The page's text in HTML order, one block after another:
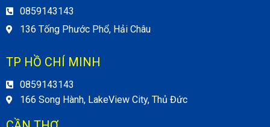
0859143143
136 Tống Phước Phổ, Hải Châu
TP HỒ CHÍ MINH
0859143143
166 Song Hành, LakeView City, Thủ Đức